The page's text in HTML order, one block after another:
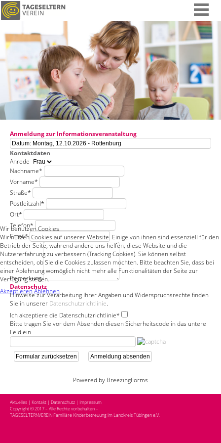
Anmeldung zur Informationsveranstaltung
Kontaktdaten
Anrede
Nachname*
Vorname*
Straße*
Postleitzahl*
Ort*
Telefon*
Email*
Bemerkung
Datenschutz
Hinweise zur Verarbeitung Ihrer Angaben und Widerspruchsrechte finden
Sie in unserer Datenschutzrichtlinie.
Ich akzeptiere die Datenschutzrichtlinie*
Bitte tragen Sie vor dem Absenden diesen Sicherheitscode in das untere
Feld ein
Formular zurücksetzen Anmeldung absenden
Powered by BreezingForms
Aktuelles | Kontakt | Datenschutz | Impressum
Copyright © 2017 – Alle Rechte vorbehalten –
TAGESELTERNVEREIN Familiäre Kinderbetreuung im Landkreis Tübingen e.V.
Wir benutzen Cookies
Wir nutzen Cookies auf unserer Website. Einige von ihnen sind essenziell für den
Betrieb der Seite, während andere uns helfen, diese Website und die
Nutzererfahrung zu verbessern (Tracking Cookies). Sie können selbst
entscheiden, ob Sie die Cookies zulassen möchten. Bitte beachten Sie, dass bei
einer Ablehnung womöglich nicht mehr alle Funktionalitäten der Seite zur
Verfügung stehen.
AkzeptierenAblehnen